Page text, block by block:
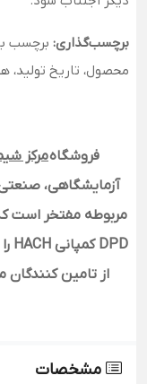
برچسب‌گذاری: برچسب
محصول، تاریخ تولید،
فروشگاهمرکز
آزمایشگاهی،
مربوطه مفتخر است
DPD کمپانی HACH
از تامین کنندگان
مشخصات